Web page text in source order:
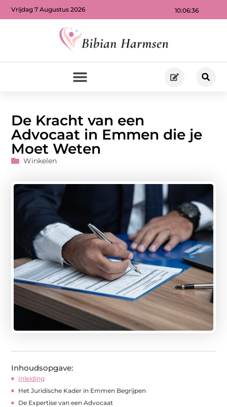
10:06:37
Vrijdag 7 Augustus 2026
De Kracht van een
Advocaat in Emmen die je
Moet Weten
Winkelen
Inhoudsopgave:
Inleiding
Het Juridische Kader in Emmen Begrijpen
De Expertise van een Advocaat